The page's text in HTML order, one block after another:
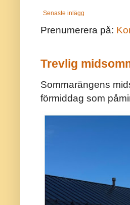
Senaste inlägg
Prenumerera på:
Trevlig
Sommarängens
förmiddag som